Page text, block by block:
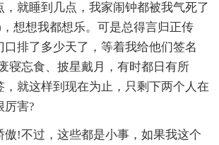
，就睡到几点，我家闹钟都被我气死了
想想我都想乐。可是总得言归正传
口排了多少天了，等着我给他们签名
寝忘食、披星戴月，有时都日有所
，就这样到现在为止，只剩下两个人在
厉害?
傲!不过，这些都是小事，如果我这个